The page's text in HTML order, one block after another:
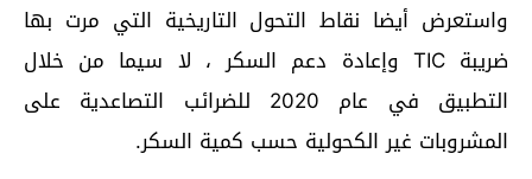
واستعرض أيضا نقاط التحول التاريخية التي مرت بها
ضريبة TIC وإعادة دعم السكر ، لا سيما من خلال
التطبيق في عام 2020 للضرائب التصاعدية على
المشروبات غير الكحولية حسب كمية السكر.